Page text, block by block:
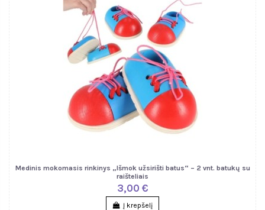
Medinis mokomasis rinkinys „Išmok užsirišti batus“ – 2 vnt. batukų su
raišteliais
3,00 €
Į krepšelį